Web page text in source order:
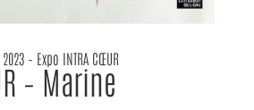
– Expo INTRA CŒUR
– Marine